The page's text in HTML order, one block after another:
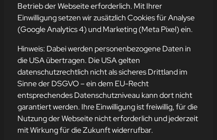
Adresse
mission-webstyle oHG
Bürgermeister-Regitz-Straße 40
66539 Neunkirchen
E-Mail:kontakt@mission-webstyle.de
Navigation
Webseitenerstellung
Webseite mieten
Webseiten Betreuung
Über Uns
Kontakt
Leistungen
Betrieb der Webseite erforderlich. Mit Ihrer
Einwilligung setzen wir zusätzlich Cookies für Analyse
(Google Analytics 4) und Marketing (Meta Pixel) ein.
Hinweis: Dabei werden personenbezogene Daten in
die USA übertragen. Die USA gelten
datenschutzrechtlich nicht als sicheres Drittland im
Sinne der DSGVO – ein dem EU-Recht
entsprechendes Datenschutzniveau kann dort nicht
garantiert werden. Ihre Einwilligung ist freiwillig, für die
Nutzung der Webseite nicht erforderlich und jederzeit
mit Wirkung für die Zukunft widerrufbar.